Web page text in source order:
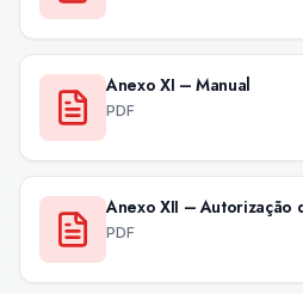
Anexo XI – Manual
PDF
Anexo XII – Autorização
PDF